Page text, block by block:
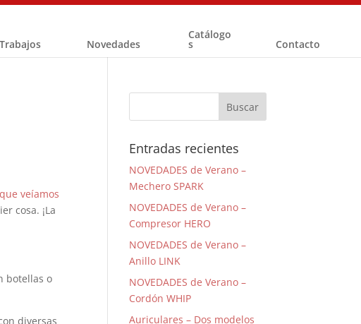
Trabajos Novedades
Catálogo
s Contacto
que veíamos
cosa. ¡La
botellas o
diversas
Entradas recientes
NOVEDADES de Verano –
Mechero SPARK
NOVEDADES de Verano –
Compresor HERO
NOVEDADES de Verano –
Anillo LINK
NOVEDADES de Verano –
Cordón WHIP
Auriculares – Dos modelos